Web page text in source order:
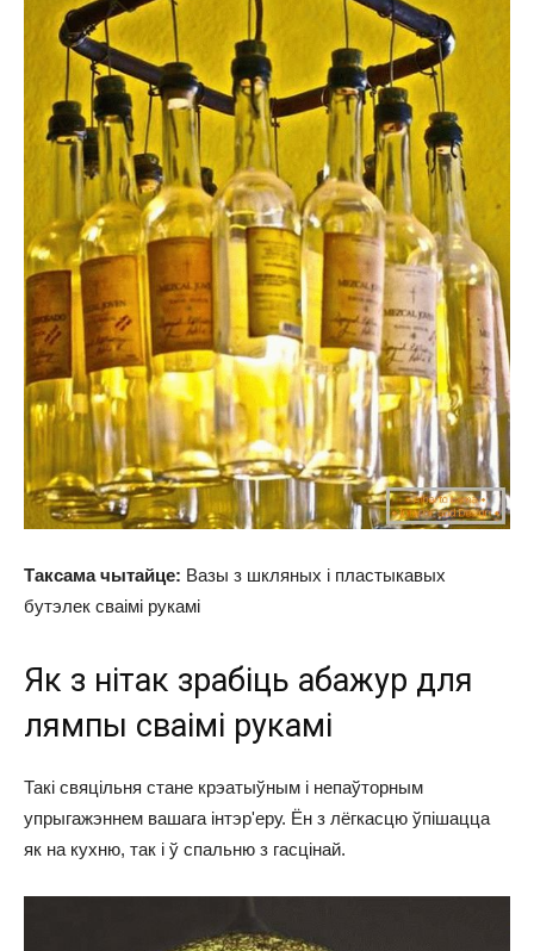
Таксама чытайце: Вазы з шкляных і пластыкавых
бутэлек сваімі рукамі
Як з нітак зрабіць абажур для
лямпы сваімі рукамі
Такі свяцільня стане крэатыўным і непаўторным
упрыгажэннем вашага інтэр'еру. Ён з лёгкасцю ўпішацца
як на кухню, так і ў спальню з гасцінай.